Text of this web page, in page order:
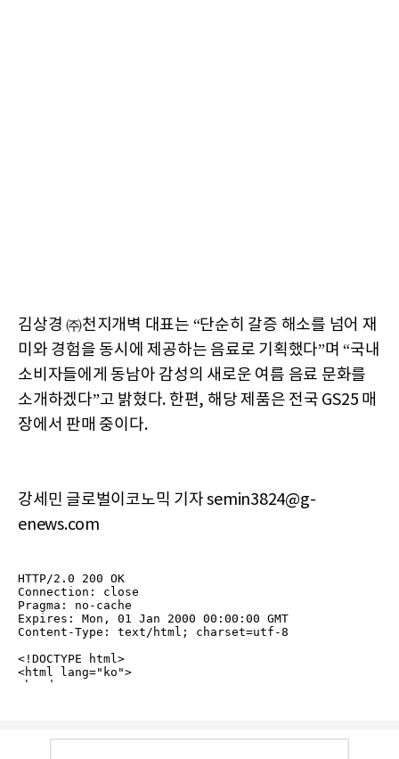
김상경 ㈜천지개벽 대표는 “단순히 갈증 해소를 넘어 재
미와 경험을 동시에 제공하는 음료로 기획했다”며 “국내
소비자들에게 동남아 감성의 새로운 여름 음료 문화를
소개하겠다”고 밝혔다. 한편, 해당 제품은 전국 GS25 매
장에서 판매 중이다.
강세민 글로벌이코노믹 기자 semin3824@g-
enews.com